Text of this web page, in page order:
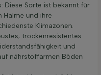
Diese Sorte ist bekannt für
Halme und ihre
Klimazonen.
trockenresistentes
und
nährstoffarmen Böden